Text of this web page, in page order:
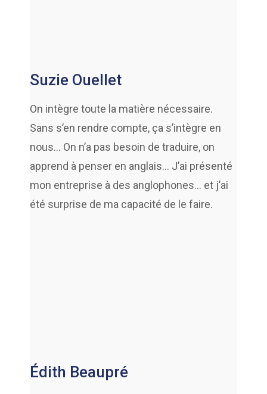
Suzie Ouellet
On intègre toute la matière nécessaire.
Sans s’en rendre compte, ça s’intègre en
nous… On n’a pas besoin de traduire, on
apprend à penser en anglais… J’ai présenté
mon entreprise à des anglophones… et j’ai
été surprise de ma capacité de le faire.
Édith Beaupré